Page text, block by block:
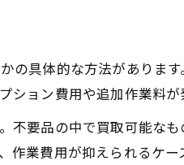
追加費用を防
業者選びで重
費用を抑えた遺品
遺品整理費用を
の具体的な方法がありま
ション費用や追加作業料
不要品の中で買取可能な
業費用が抑えられるケー